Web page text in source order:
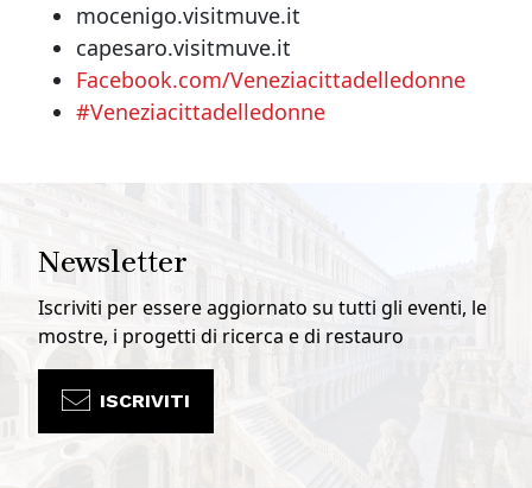
mocenigo.visitmuve.it
capesaro.visitmuve.it
Facebook.com/Veneziacittadelledonne
#Veneziacittadelledonne
Newsletter
Iscriviti per essere aggiornato su tutti gli eventi, le
mostre, i progetti di ricerca e di restauro
ISCRIVITI